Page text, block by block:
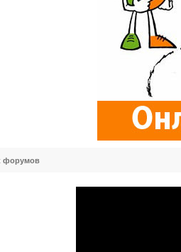
форумов